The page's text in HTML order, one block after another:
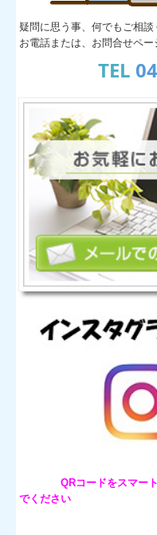
疑問に思う事、何でもご相談
お電話または、お問合せペー
TEL
QRコードを
でください